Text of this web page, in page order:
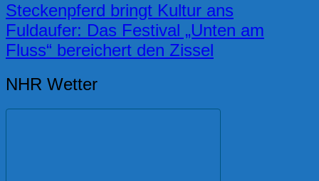
Steckenpferd bringt Kultur ans
Fuldaufer: Das Festival „Unten am
Fluss“ bereichert den Zissel
NHR Wetter